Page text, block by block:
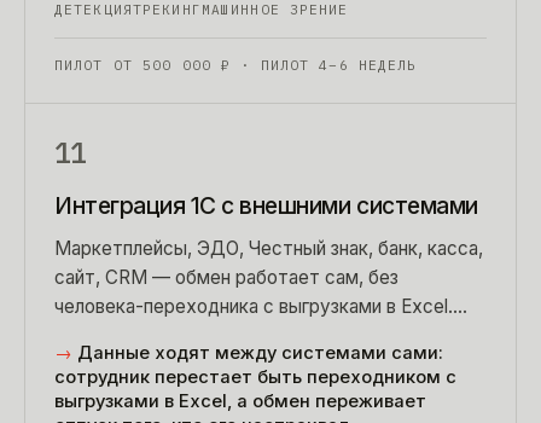
ДЕТЕКЦИЯТРЕКИНГ МАШИННОЕ ЗРЕНИЕ
ПИЛОТ ОТ 500 000 ₽ · ПИЛОТ 4–6 НЕДЕЛЬ
11
Интеграция 1С с внешними системами
Маркетплейсы, ЭДО, Честный знак, банк, касса,
сайт, CRM — обмен работает сам, без
человека-переходника с выгрузками в Excel.
обновляемость остается.
→ Данные ходят между системами сами:
сотрудник перестает быть переходником с
выгрузками в Excel, а обмен переживает